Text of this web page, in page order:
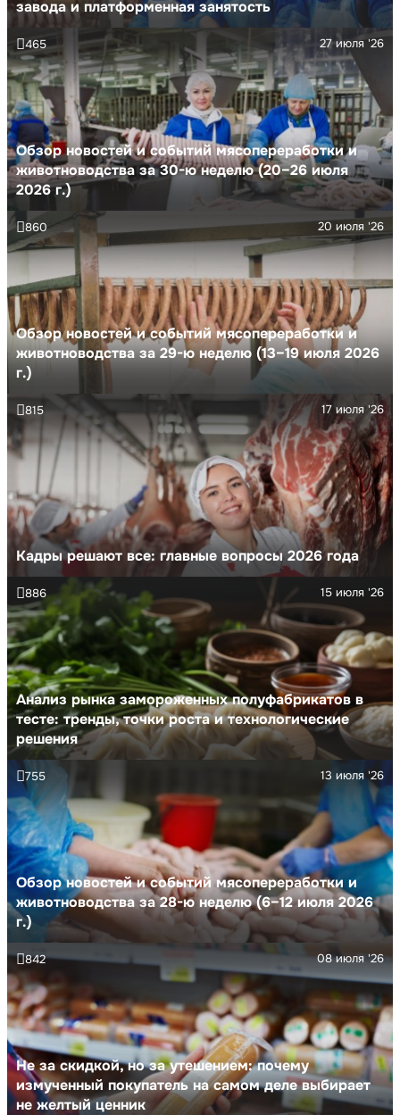
завода и платформенная занятость
Обзор новостей и событий мясопереработки и
животноводства за 30-ю неделю (20–26 июля
2026 г.)
27 июля '26
465
Обзор новостей и событий мясопереработки и
животноводства за 29-ю неделю (13–19 июля 2026
г.)
20 июля '26
860
Кадры решают все: главные вопросы 2026 года
17 июля '26
815
Анализ рынка замороженных полуфабрикатов в
тесте: тренды, точки роста и технологические
решения
15 июля '26
886
Обзор новостей и событий мясопереработки и
животноводства за 28-ю неделю (6–12 июля 2026
г.)
13 июля '26
755
Не за скидкой, но за утешением: почему
измученный покупатель на самом деле выбирает
не желтый ценник
08 июля '26
842